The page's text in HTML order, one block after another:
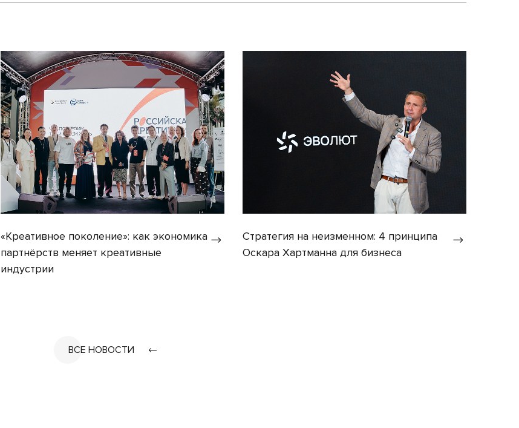
«Креативное поколение»: как экономика
партнёрств меняет креативные
индустрии
Стратегия на неизменном: 4 принципа
Оскара Хартманна для бизнеса
ВСЕ НОВОСТИ